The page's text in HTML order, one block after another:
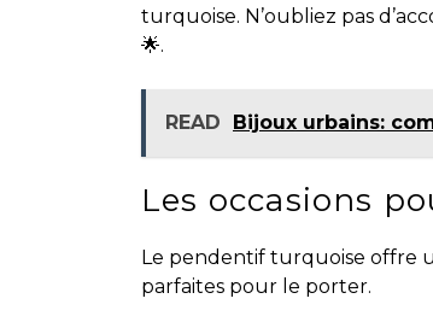
turquoise. N’oubliez pas
🌟.
READ Bijoux urbains:
Les occasions
Le pendentif turquoise offre
parfaites pour le porter.